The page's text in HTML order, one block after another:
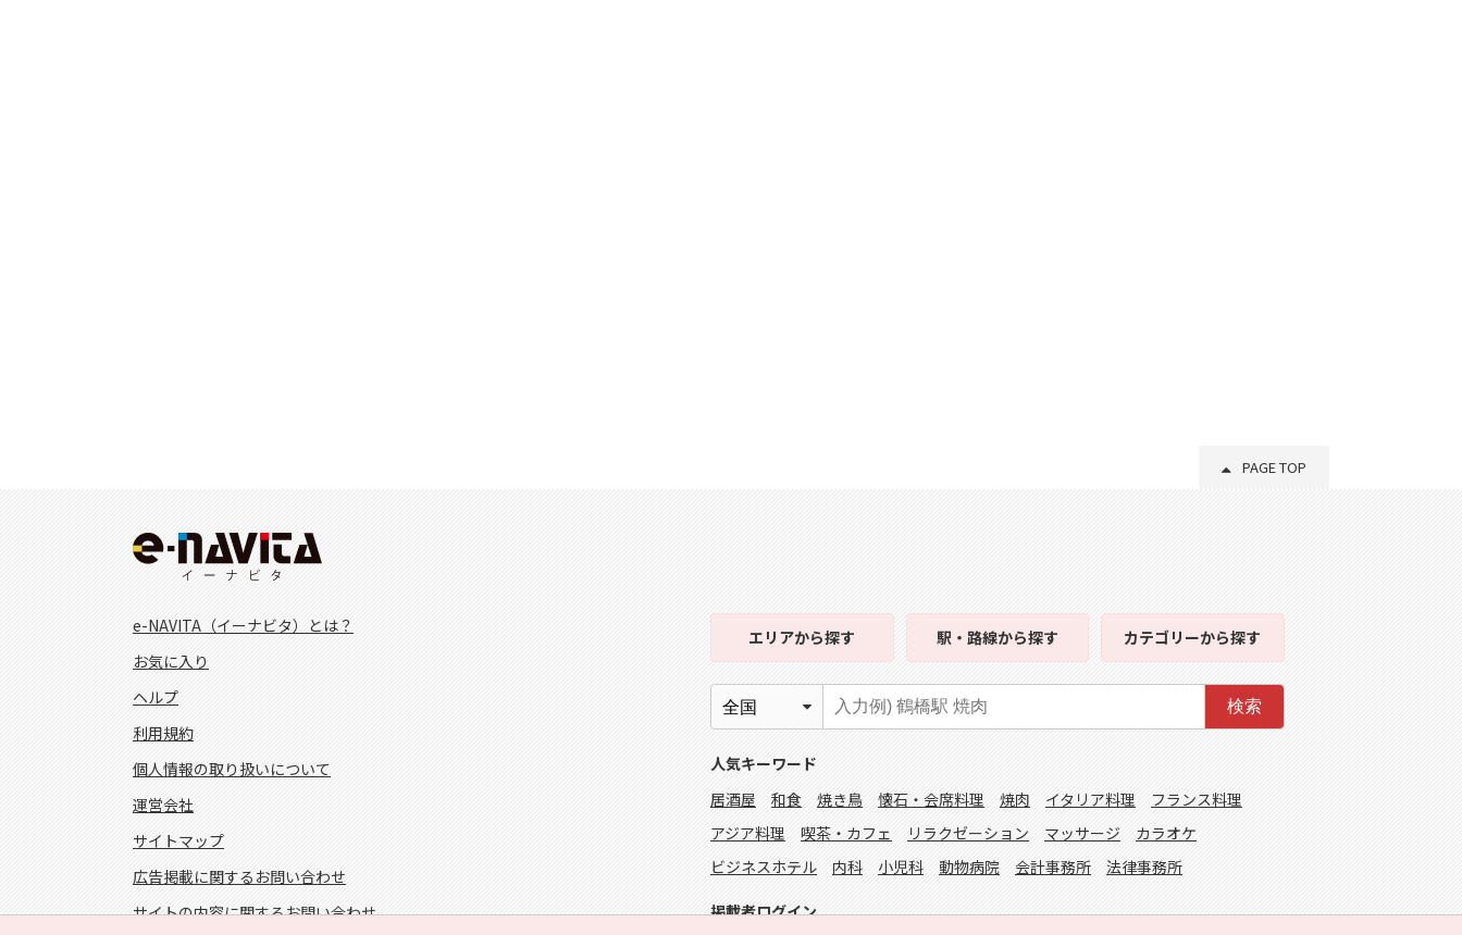
PAGE TOP
e-NAVITA（イーナビタ）とは？
お気に入り
ヘルプ
利用規約
個人情報の取り扱いについて
運営会社
サイトマップ
広告掲載に関するお問い合わせ
サイトの内容に関するお問い合わせ
エリアから探す 駅・路線から探す カテゴリーから探す
検索
人気キーワード
居酒屋
和食 焼き鳥 懐石・会席料理 焼肉 イタリア料理
フランス料理
アジア料理
喫茶・カフェ リラクゼーション マッサージ
カラオケ
ビジネスホテル
内科 小児科 動物病院 会計事務所 法律事務所
掲載者ログイン